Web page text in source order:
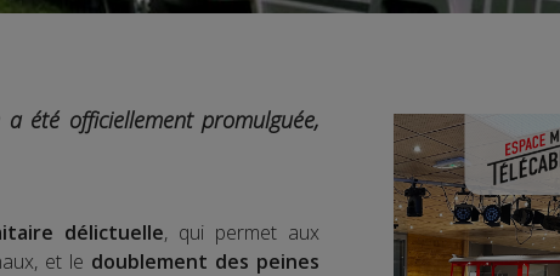
été officiellement promulguée,
délictuelle, qui permet aux
et le doublement des peines